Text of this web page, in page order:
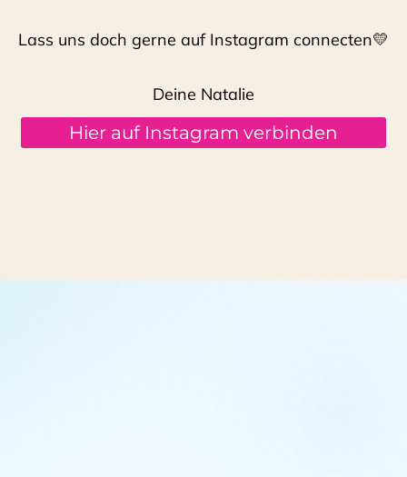
Lass uns doch gerne auf Instagram connecten💛
Deine Natalie
Hier auf Instagram verbinden